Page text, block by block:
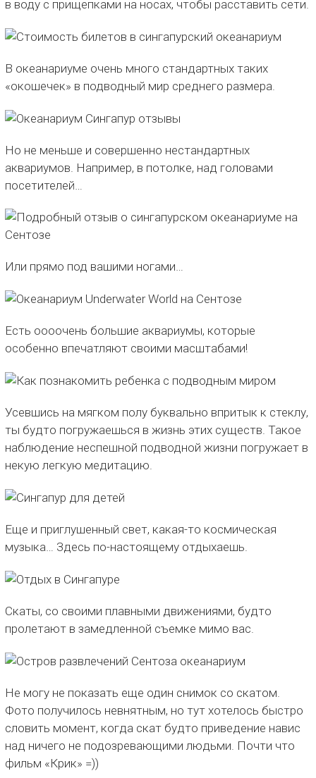
в воду с прищепками на носах, чтобы расставить сети.
В океанариуме очень много стандартных таких
«окошечек» в подводный мир среднего размера.
Но не меньше и совершенно нестандартных
аквариумов. Например, в потолке, над головами
посетителей…
Или прямо под вашими ногами…
Есть оооочень большие аквариумы, которые
особенно впечатляют своими масштабами!
Усевшись на мягком полу буквально впритык к стеклу,
ты будто погружаешься в жизнь этих существ. Такое
наблюдение неспешной подводной жизни погружает в
некую легкую медитацию.
Еще и приглушенный свет, какая-то космическая
музыка… Здесь по-настоящему отдыхаешь.
Скаты, со своими плавными движениями, будто
пролетают в замедленной съемке мимо вас.
Не могу не показать еще один снимок со скатом.
Фото получилось невнятным, но тут хотелось быстро
словить момент, когда скат будто приведение навис
над ничего не подозревающими людьми. Почти что
фильм «Крик» =))